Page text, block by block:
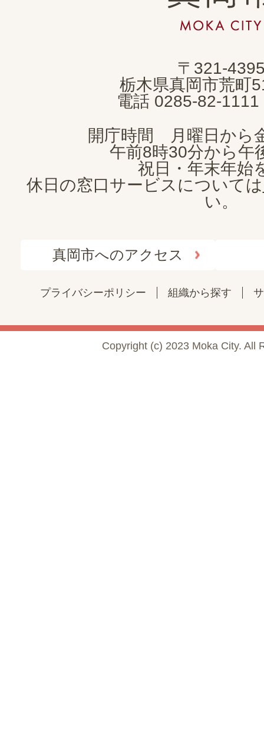
岡
市
CITY
〒321-
栃木県真岡市荒町
電話 0285-82-1111
開庁時間 月曜日から
午前8時30分から午
祝日・年末年始
休日の窓口サービスについては
い。
真岡市へのアクセス
プライバシーポリシー 組織から探す
Copyright (c) 2023 Moka City. All